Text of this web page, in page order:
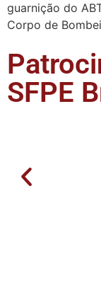
guarnição do
Corpo de
SFPE